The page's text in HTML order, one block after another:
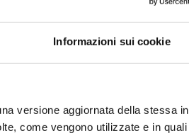
Informazioni sui cookie
versione aggiornata della stessa in
come vengono utilizzate e in quali